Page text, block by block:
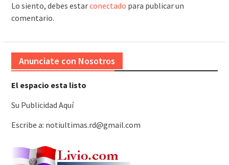
Lo siento, debes estarconectado para publicar un
comentario.
Anunciate con Nosotros
El espacio esta listo
Su Publicidad Aquí
Escribe a: notiultimas.rd@gmail.com